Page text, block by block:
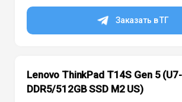
Заказать в ТГ
Lenovo ThinkPad T14S Gen 5
DDR5/512GB SSD M2 US)